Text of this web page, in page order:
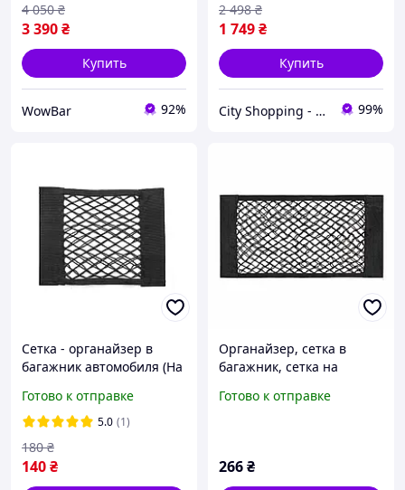
3 390₴
4 050 ₴
Купить
WowBar 92%
1 749₴
2 498 ₴
Купить
City Shopping - Интернет-магазин 99%
Сетка - органайзер в
багажник автомобиля (На
Готово к отправке
5.0 (1)
140₴
180 ₴
Органайзер, сетка в
багажник, сетка на
Готово к отправке
266₴